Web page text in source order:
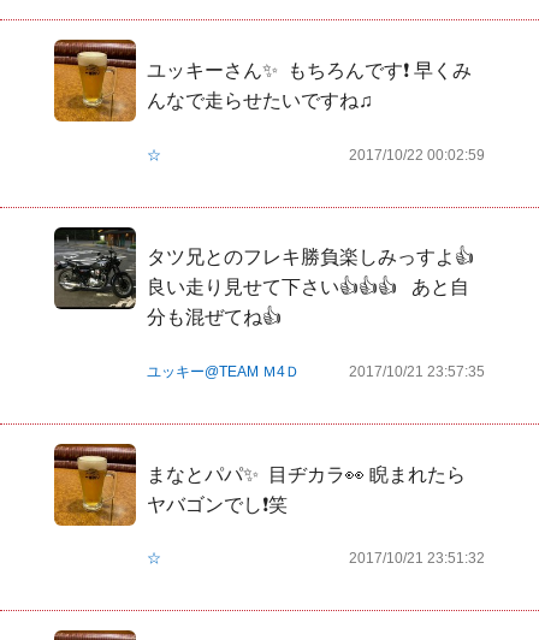
ユッキーさん✨  もちろんです❗️ 早くみ
んなで走らせたいですね♫
☆ 2017/10/22 00:02:59
タツ兄とのフレキ勝負楽しみっすよ👍
良い走り見せて下さい👍👍👍   あと自
分も混ぜてね👍
ユッキー@TEAM Ｍ4Ｄ 2017/10/21 23:57:35
まなとパパ✨  目ヂカラ👀 睨まれたら
ヤバゴンでし❗️笑
☆ 2017/10/21 23:51:32